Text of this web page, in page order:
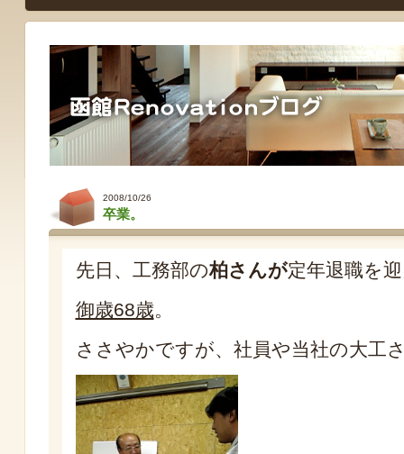
2008/10/26
卒業。
先日、工務部の柏さんが定年退職を
御歳68歳。
ささやかですが、社員や当社の大工